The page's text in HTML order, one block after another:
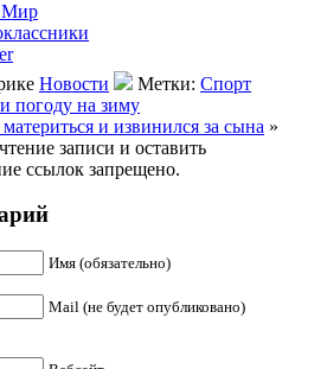
Новости Метки: Спорт
погоду на зиму
и извинился за сына »
записи и оставить
ссылок запрещено.
Имя (обязательно)
Mail (не будет опубликовано)